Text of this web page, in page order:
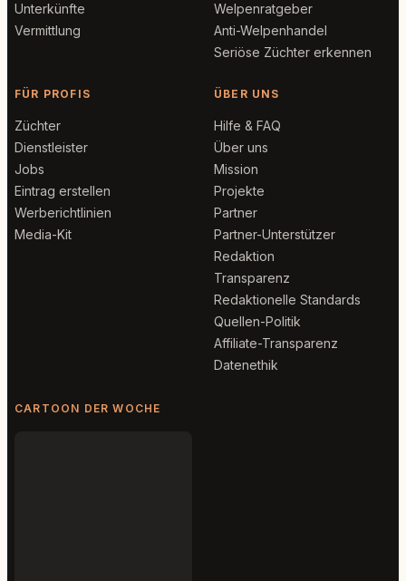
Unterkünfte
Vermittlung
Welpenratgeber
Anti-Welpenhandel
Seriöse Züchter erkennen
FÜR PROFIS
Züchter
Dienstleister
Jobs
Eintrag erstellen
Werberichtlinien
Media-Kit
ÜBER UNS
Hilfe & FAQ
Über uns
Mission
Projekte
Partner
Partner-Unterstützer
Redaktion
Transparenz
Redaktionelle Standards
Quellen-Politik
Affiliate-Transparenz
Datenethik
CARTOON DER WOCHE